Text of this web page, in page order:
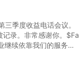
季度收益电话会议。
录。非常感谢你。$Fa
续依靠我们的服务保
使用我们的一个或多个